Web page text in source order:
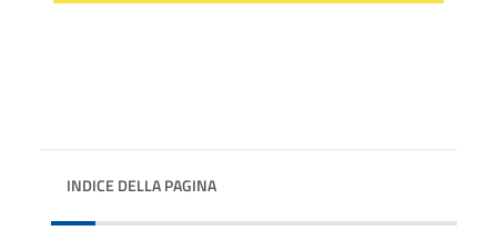
INDICE DELLA PAGINA